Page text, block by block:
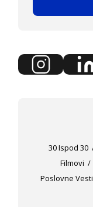
30 Ispod 30
Filmovi
Poslovne Vesti